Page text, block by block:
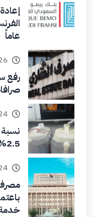
عاماً
26 أكتوبر,
رفع
صرافات
24 أكتوبر,
2.5% في ريف دمشق
24 أكتوبر,
خدمة